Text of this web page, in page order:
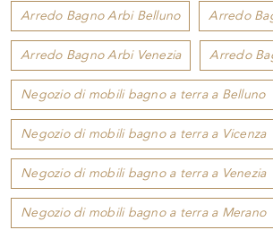
Arredo Bagno Arbi Belluno Arredo
Arredo Bagno Arbi Venezia Arredo
Negozio di mobili bagno a terra a Belluno
Negozio di mobili bagno a terra a Vicenza
Negozio di mobili bagno a terra a Venezia
Negozio di mobili bagno a terra a Merano